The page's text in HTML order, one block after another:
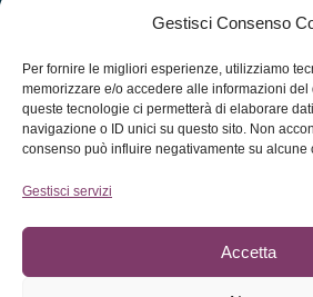
Gestisci Consenso
Per fornire le migliori esperienze, utilizziamo
memorizzare e/o accedere alle informazioni
queste tecnologie ci permetterà di elaborare
navigazione o ID unici su questo sito. Non
consenso può influire negativamente su alcune
Gestisci servizi
Accetta
Privacy Policy
Cookie Policy
FAQ
Termini e condizioni